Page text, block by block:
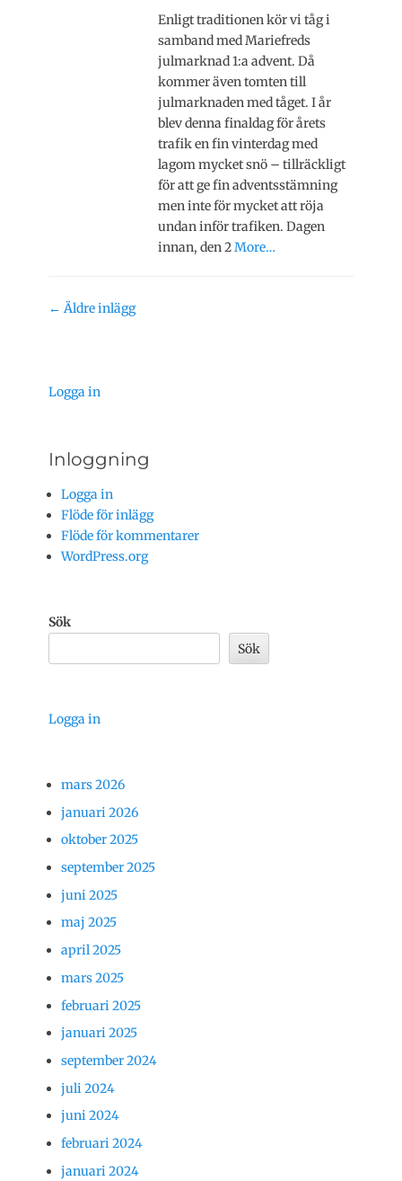
Enligt traditionen kör vi tåg i
samband med Mariefreds
julmarknad 1:a advent. Då
kommer även tomten till
julmarknaden med tåget. I år
blev denna finaldag för årets
trafik en fin vinterdag med
lagom mycket snö – tillräckligt
för att ge fin adventsstämning
men inte för mycket att röja
undan inför trafiken. Dagen
innan, den 2More…
Inläggsnavigering
← Äldre inlägg
Logga in
Inloggning
Logga in
Flöde för inlägg
Flöde för kommentarer
WordPress.org
Sök
Sök
Logga in
mars 2026
januari 2026
oktober 2025
september 2025
juni 2025
maj 2025
april 2025
mars 2025
februari 2025
januari 2025
september 2024
juli 2024
juni 2024
februari 2024
januari 2024